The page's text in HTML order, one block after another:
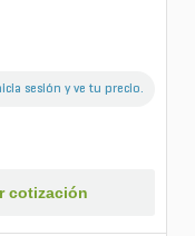
sesión y ve tu precio.
cotización